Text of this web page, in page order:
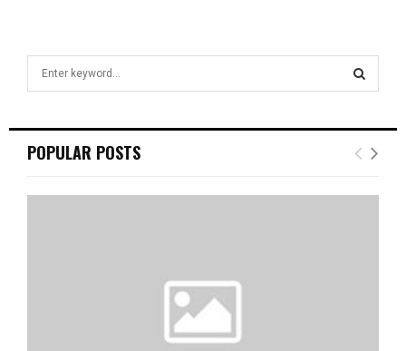
h
o
E
POPULAR POSTS